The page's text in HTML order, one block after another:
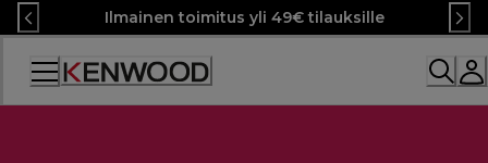
Skip
to
Content
Ilmainen toimitus yli 49€ tilauksille